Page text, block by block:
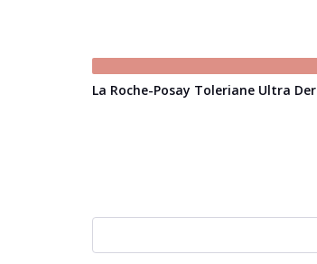
La Roche-Posay Toleriane Ultra